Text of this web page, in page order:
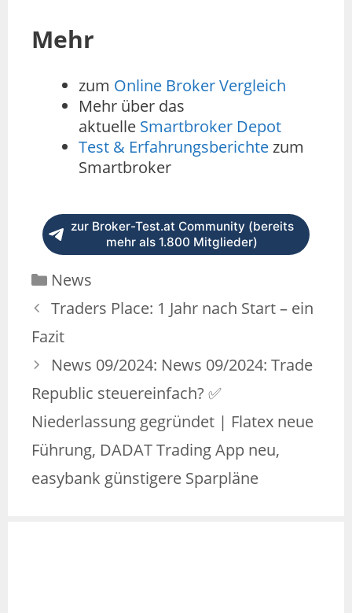
Mehr
zum Online Broker Vergleich
Mehr über das
aktuelle Smartbroker Depot
Test & Erfahrungsberichtezum
Smartbroker
zur Broker-Test.at Community (bereits
mehr als 1.800 Mitglieder)
News
Traders Place: 1 Jahr nach Start – ein
Fazit
News 09/2024: News 09/2024: Trade
Republic steuereinfach? ✅
Niederlassung gegründet | Flatex neue
Führung, DADAT Trading App neu,
easybank günstigere Sparpläne